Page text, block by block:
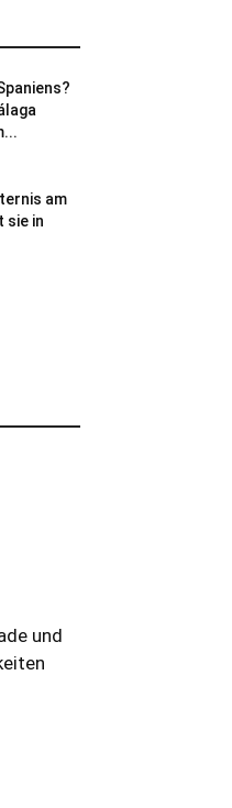
am
sie in
und